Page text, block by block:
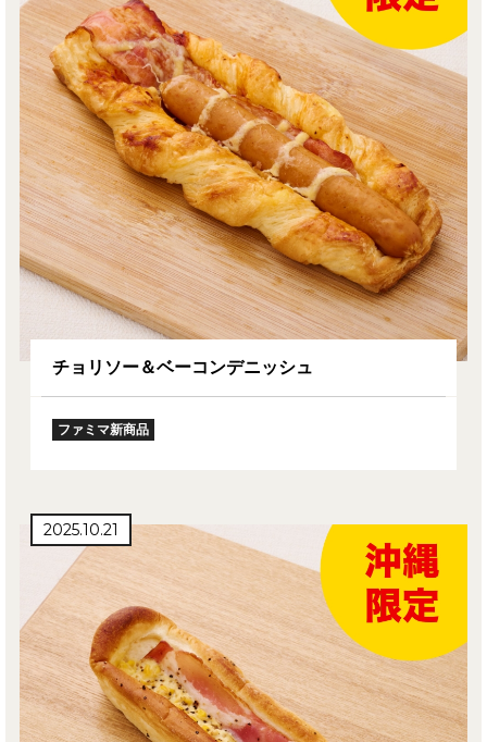
チョリソー＆ベーコンデニッシュ
ファミマ新商品
2025.10.21